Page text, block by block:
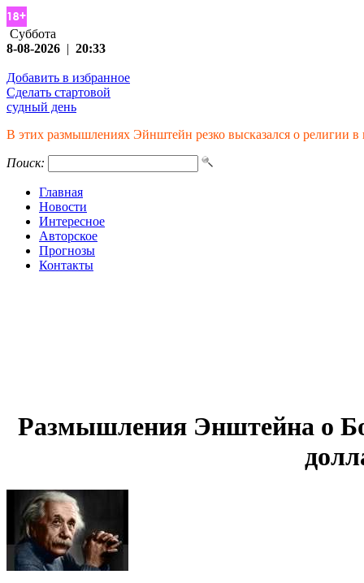
Суббота
8-08-2026 | 20:33
Добавить в избранное
Сделать стартовой
судный день
В этих размышлениях Эйнштейн резко высказался о религии в
Поиск:
Главная
Новости
Интересное
Авторское
Прогнозы
Контакты
Размышления Энштейна о